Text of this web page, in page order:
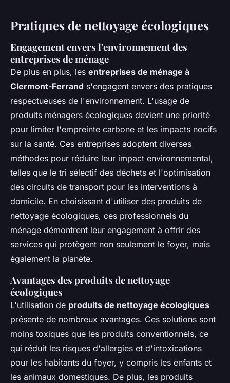
Pratiques de nettoyage écologiques
Engagement envers l'environnement des
entreprises de ménage
De plus en plus, les entreprises de ménage à
Clermont-Ferrand s'engagent envers des pratiques
respectueuses de l'environnement. L'usage de
produits ménagers écologiques devient une priorité
pour limiter l'empreinte carbone et les impacts nocifs
sur la santé. Ces entreprises adoptent diverses
méthodes pour réduire leur impact environnemental,
telles que le tri sélectif des déchets et l'optimisation
des circuits de transport pour les interventions à
domicile. En choisissant d'utiliser des produits de
nettoyage écologiques, ces professionnels du
ménage démontrent leur engagement à offrir des
services qui protègent non seulement le foyer, mais
également la planète.
Avantages des produits de nettoyage
écologiques
L'utilisation de produits de nettoyage écologiques
présente de nombreux avantages. Ces solutions sont
moins toxiques que les produits conventionnels, ce
qui réduit les risques d'allergies et d'intoxications
pour les habitants du foyer, y compris les enfants et
les animaux domestiques. De plus, les produits